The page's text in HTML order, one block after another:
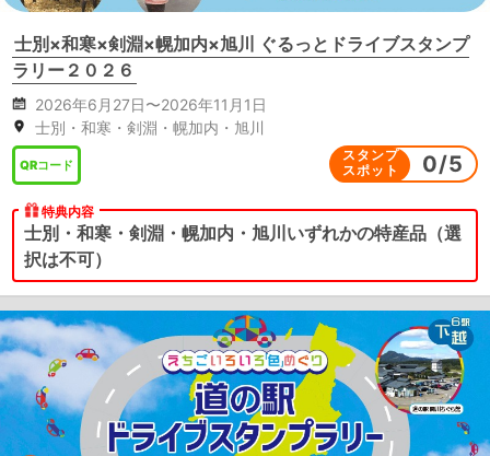
士別×和寒×剣淵×幌加内×旭川 ぐるっとドライブスタンプ
ラリー２０２６
2026年6月27日〜2026年11月1日
士別・和寒・剣淵・幌加内・旭川
QRコード
スタンプ
スポット
0/5
特典内容
士別・和寒・剣淵・幌加内・旭川いずれかの特産品（選
択は不可）